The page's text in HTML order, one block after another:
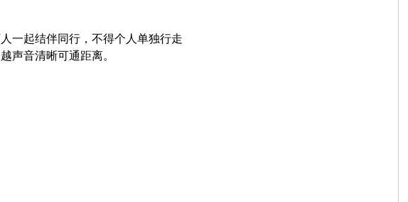
一起结伴同行，不得个人单独行走
声音清晰可通距离。